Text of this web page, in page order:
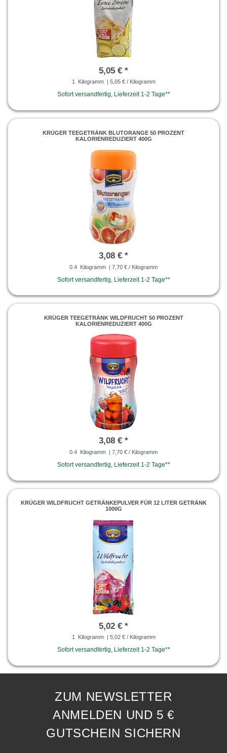
5,05 € *
1 Kilogramm | 5,05 € / Kilogramm
Sofort versandfertig, Lieferzeit 1-2 Tage**
KRÜGER TEEGETRÄNK BLUTORANGE 50 PROZENT
KALORIENREDUZIERT 400G
3,08 € *
0.4 Kilogramm | 7,70 € / Kilogramm
Sofort versandfertig, Lieferzeit 1-2 Tage**
KRÜGER TEEGETRÄNK WILDFRUCHT 50 PROZENT
KALORIENREDUZIERT 400G
3,08 € *
0.4 Kilogramm | 7,70 € / Kilogramm
Sofort versandfertig, Lieferzeit 1-2 Tage**
KRÜGER WILDFRUCHT GETRÄNKEPULVER FÜR 12 LITER GETRÄNK
1000G
5,02 € *
1 Kilogramm | 5,02 € / Kilogramm
Sofort versandfertig, Lieferzeit 1-2 Tage**
ZUM NEWSLETTER
ANMELDEN UND 5 €
GUTSCHEIN SICHERN